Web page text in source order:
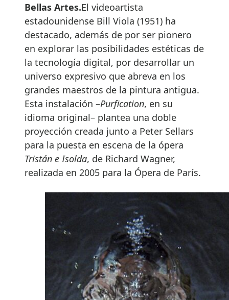
Bellas Artes.El videoartista
estadounidense Bill Viola (1951) ha
destacado, además de por ser pionero
en explorar las posibilidades estéticas de
la tecnología digital, por desarrollar un
universo expresivo que abreva en los
grandes maestros de la pintura antigua.
Esta instalación –Purfication, en su
idioma original– plantea una doble
proyección creada junto a Peter Sellars
para la puesta en escena de la ópera
Tristán e Isolda, de Richard Wagner,
realizada en 2005 para la Ópera de París.